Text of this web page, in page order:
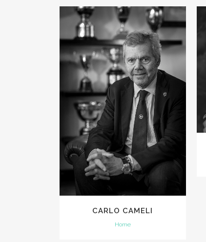
VIEW
CARLO CAMELI
Home